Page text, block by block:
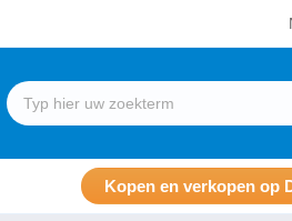
Kopen en verkopen op